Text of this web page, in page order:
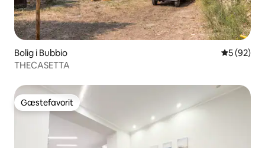
Bolig i Bubbio 5 ud af 5 i
5 (92)
THECASETTA
Gæstefavorit
Gæstefavorit